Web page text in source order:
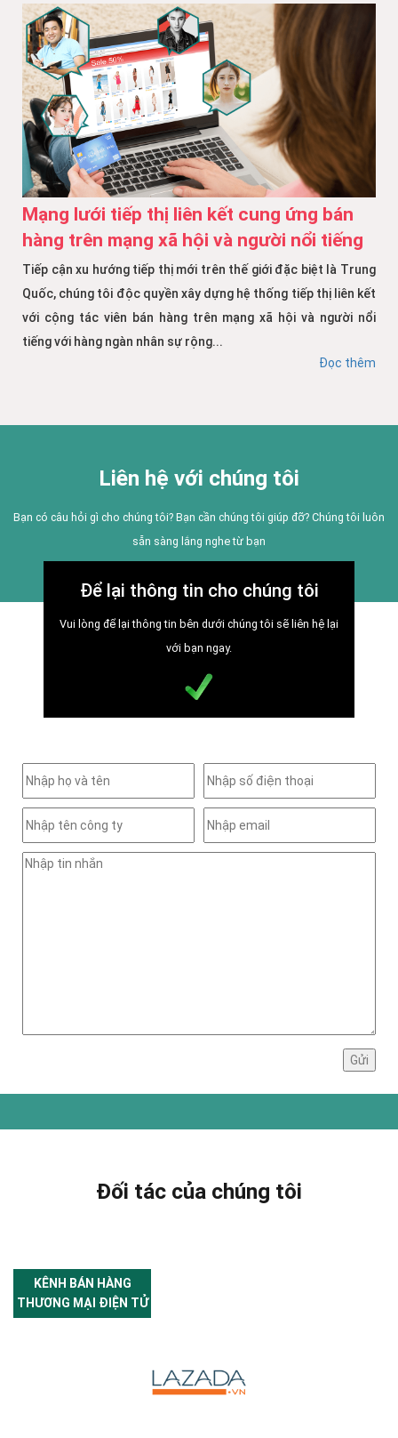
Mạng lưới tiếp thị liên kết cung ứng bán
hàng trên mạng xã hội và người nổi tiếng
Tiếp cận xu hướng tiếp thị mới trên thế giới đặc biệt là Trung
Quốc, chúng tôi độc quyền xây dựng hệ thống tiếp thị liên kết
với cộng tác viên bán hàng trên mạng xã hội và người nổi
tiếng với hàng ngàn nhân sự rộng...
Đọc thêm
Liên hệ với chúng tôi
Bạn có câu hỏi gì cho chúng tôi? Bạn cần chúng tôi giúp đỡ? Chúng tôi luôn
sẵn sàng lắng nghe từ bạn
Để lại thông tin cho chúng tôi
Vui lòng để lại thông tin bên dưới chúng tôi sẽ liên hệ lại
với bạn ngay.
Đối tác của chúng tôi
KÊNH BÁN HÀNG
THƯƠNG MẠI ĐIỆN TỬ